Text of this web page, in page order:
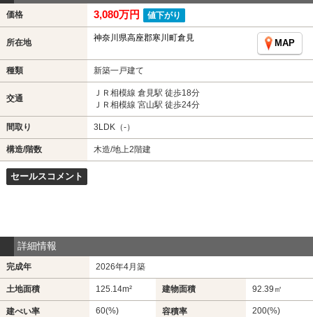
価格 3,080万円 値下がり
所在地 神奈川県高座郡寒川町倉見
MAP
種類 新築一戸建て
交通
ＪＲ相模線 倉見駅 徒歩18分
ＪＲ相模線 宮山駅 徒歩24分
間取り 3LDK（-）
構造/階数 木造/地上2階建
セールスコメント
詳細情報
完成年 2026年4月築
土地面積 125.14m² 建物面積 92.39㎡
建ぺい率 60(%) 容積率 200(%)